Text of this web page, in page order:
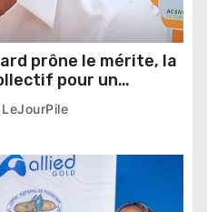
prône le mérite, la
pour un